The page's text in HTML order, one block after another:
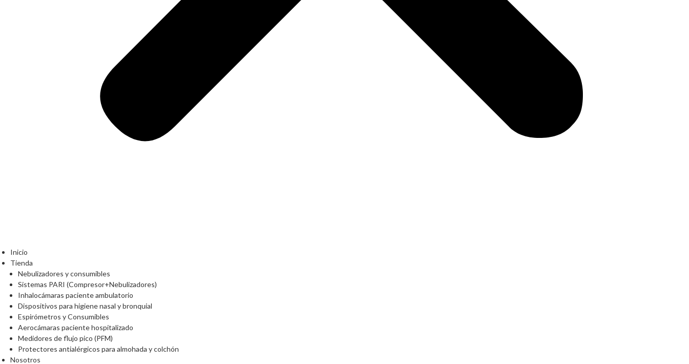
Inicio
Tienda
Nebulizadores y consumibles
Sistemas PARI (Compresor+Nebulizadores)
Inhalocámaras paciente ambulatorio
Dispositivos para higiene nasal y bronquial
Espirómetros y Consumibles
Aerocámaras paciente hospitalizado
Medidores de flujo pico (PFM)
Protectores antialérgicos para almohada y colchón
Nosotros